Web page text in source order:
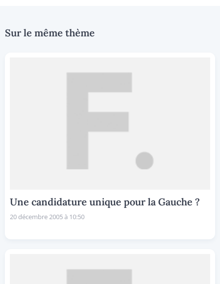
Sur le même thème
Une candidature unique pour la Gauche ?
20 décembre 2005 à 10:50